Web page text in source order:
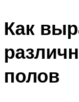
Как
полов